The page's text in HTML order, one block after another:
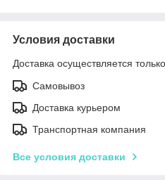
Условия доставки
Доставка осуществляется
Самовывоз
Доставка курьером
Транспортная компания
Все условия доставки